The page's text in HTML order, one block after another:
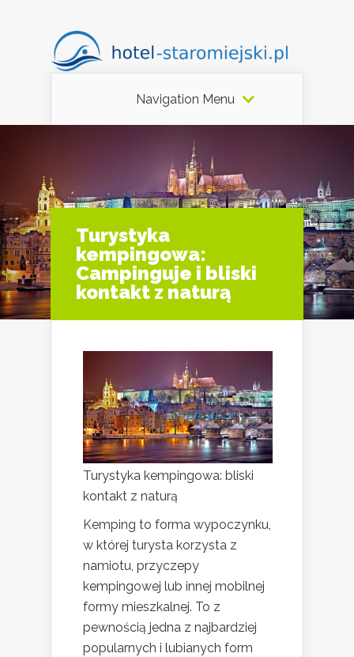
Navigation Menu
Turystyka
kempingowa:
Campinguje i bliski
kontakt z naturą
Turystyka kempingowa: bliski
kontakt z naturą
Kemping to forma wypoczynku,
w której turysta korzysta z
namiotu, przyczepy
kempingowej lub innej mobilnej
formy mieszkalnej. To z
pewnością jedna z najbardziej
popularnych i lubianych form